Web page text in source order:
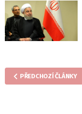
PŘEDCHOZÍ ČLÁNKY